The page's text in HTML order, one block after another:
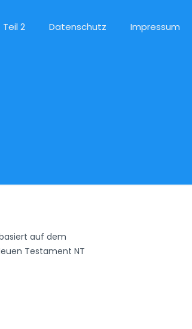
Teil 2 Datenschutz Impressum
auf dem
Testament NT